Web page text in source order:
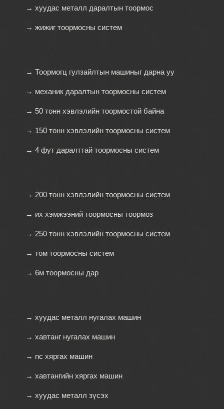
→ хуудас металл даралтын тоормос
→ жижиг тоормосны систем
→ Тоормогц гулзайлтын машиныг дарна уу
→ механик даралтын тоормосны систем
→ 50 тонн хэвлэлийн тоормостой байна
→ 150 тонн хэвлэлийн тоормосны систем
→ 4 фут даралттай тоормосны систем
→ 200 тонн хэвлэлийн тоормосны систем
→ их хэмжээний тоормосны тоормоз
→ 250 тонн хэвлэлийн тоормосны систем
→ том тоормосны систем
→ 6м тоормосны дар
→ хуудас металл нугалах машин
→ хавтанг нугалах машин
→ nc хяргах машин
→ хавтангийн хяргах машин
→ хуудас металл зүсэх